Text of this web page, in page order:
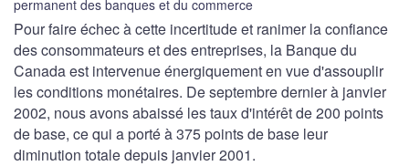
permanent des banques et du commerce
Pour faire échec à cette incertitude et ranimer la confiance
des consommateurs et des entreprises, la Banque du
Canada est intervenue énergiquement en vue d'assouplir
les conditions monétaires. De septembre dernier à janvier
2002, nous avons abaissé les taux d'intérêt de 200 points
de base, ce qui a porté à 375 points de base leur
diminution totale depuis janvier 2001.